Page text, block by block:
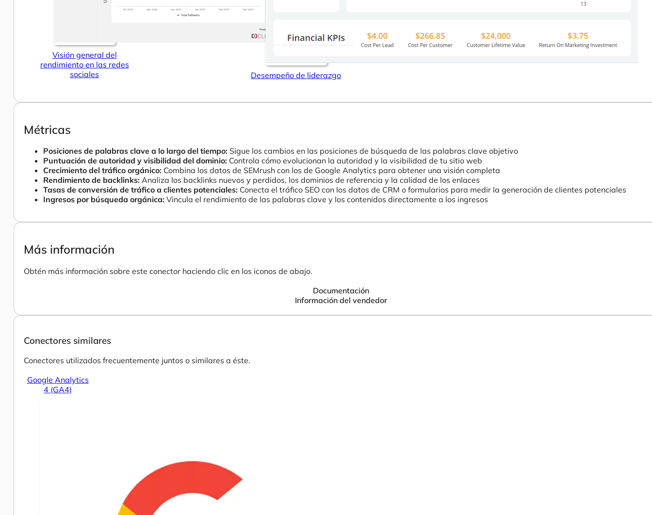
Visión general del
rendimiento en las redes
sociales
Desempeño de liderazgo
Métricas
Posiciones de palabras clave a lo largo del tiempo: Sigue los cambios en las posiciones de búsqueda de las palabras clave objetivo
Puntuación de autoridad y visibilidad del dominio: Controla cómo evolucionan la autoridad y la visibilidad de tu sitio web
Crecimiento del tráfico orgánico: Combina los datos de SEMrush con los de Google Analytics para obtener una visión completa
Rendimiento de backlinks: Analiza los backlinks nuevos y perdidos, los dominios de referencia y la calidad de los enlaces
Tasas de conversión de tráfico a clientes potenciales: Conecta el tráfico SEO con los datos de CRM o formularios para medir la generación de clientes potenciales
Ingresos por búsqueda orgánica: Vincula el rendimiento de las palabras clave y los contenidos directamente a los ingresos
Más información
Obtén más información sobre este conector haciendo clic en los iconos de abajo.
Documentación
Información del vendedor
Conectores similares
Conectores utilizados frecuentemente juntos o similares a éste.
Google Analytics
4 (GA4)